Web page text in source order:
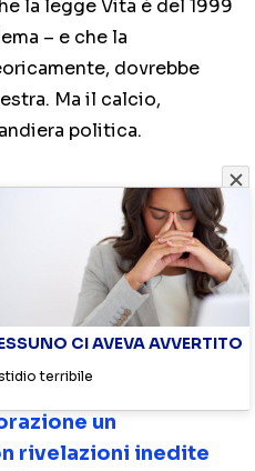
la legge Vita è del 1999
– e che la
dovrebbe
Ma il calcio,
politica.
SUNOTIZIE
dietro le quinte
un
rivelazioni inedite
CI AVEVA AVVERTITO
terribile